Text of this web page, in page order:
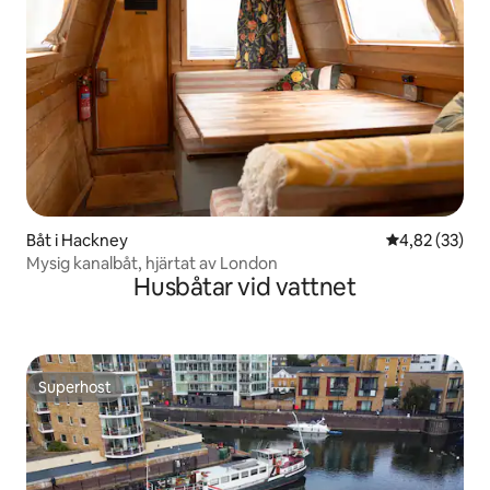
Båt i Hackney 4,82 av 5 i
4,82 (33)
Mysig kanalbåt, hjärtat av London
Husbåtar vid vattnet
Superhost
Superhost